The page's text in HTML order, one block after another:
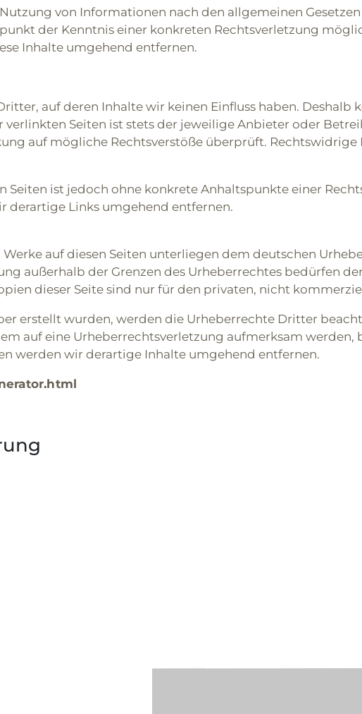
von Informationen nach den allgemeinen
der Kenntnis einer konkreten Rechtsverletzung
Inhalte umgehend entfernen.
auf deren Inhalte wir keinen Einfluss haben.
Seiten ist stets der jeweilige Anbieter oder
auf mögliche Rechtsverstöße überprüft.
ist jedoch ohne konkrete Anhaltspunkte einer
derartige Links umgehend entfernen.
auf diesen Seiten unterliegen dem deutschen
außerhalb der Grenzen des Urheberrechtes bedürfen
dieser Seite sind nur für den privaten, nicht
erstellt wurden, werden die Urheberrechte Dritter
auf eine Urheberrechtsverletzung aufmerksam
werden wir derartige Inhalte umgehend entfernen.